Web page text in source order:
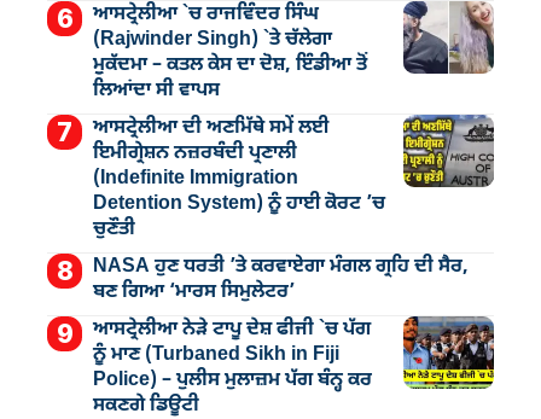
ਆਸਟ੍ਰੇਲੀਆ `ਚ ਰਾਜਵਿੰਦਰ ਸਿੰਘ
(Rajwinder Singh) `ਤੇ ਚੱਲੇਗਾ
ਮੁੁਕੱਦਮਾ – ਕਤਲ ਕੇਸ ਦਾ ਦੋਸ਼, ਇੰਡੀਆ ਤੋਂ
ਲਿਆਂਦਾ ਸੀ ਵਾਪਸ
ਆਸਟ੍ਰੇਲੀਆ ਦੀ ਅਣਮਿੱਥੇ ਸਮੇਂ ਲਈ
ਇਮੀਗ੍ਰੇਸ਼ਨ ਨਜ਼ਰਬੰਦੀ ਪ੍ਰਣਾਲੀ
(Indefinite Immigration
Detention System) ਨੂੰ ਹਾਈ ਕੋਰਟ ’ਚ
ਚੁਣੌਤੀ
NASA ਹੁਣ ਧਰਤੀ ’ਤੇ ਕਰਵਾਏਗਾ ਮੰਗਲ ਗ੍ਰਹਿ ਦੀ ਸੈਰ,
ਬਣ ਗਿਆ ‘ਮਾਰਸ ਸਿਮੁਲੇਟਰ’
ਆਸਟ੍ਰੇਲੀਆ ਨੇੜੇ ਟਾਪੂ ਦੇਸ਼ ਫੀਜੀ `ਚ ਪੱਗ
ਨੂੰ ਮਾਣ (Turbaned Sikh in Fiji
Police) – ਪੁਲੀਸ ਮੁਲਾਜ਼ਮ ਪੱਗ ਬੰਨ੍ਹ ਕਰ
ਸਕਣਗੇ ਡਿਊਟੀ